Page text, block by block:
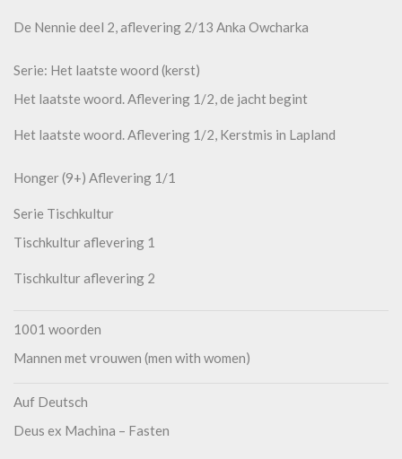
De Nennie deel 2, aflevering 2/13 Anka Owcharka
Serie: Het laatste woord (kerst)
Het laatste woord. Aflevering 1/2, de jacht begint
Het laatste woord. Aflevering 1/2, Kerstmis in Lapland
Honger (9+) Aflevering 1/1
Serie Tischkultur
Tischkultur aflevering 1
Tischkultur aflevering 2
1001 woorden
Mannen met vrouwen (men with women)
Auf Deutsch
Deus ex Machina – Fasten